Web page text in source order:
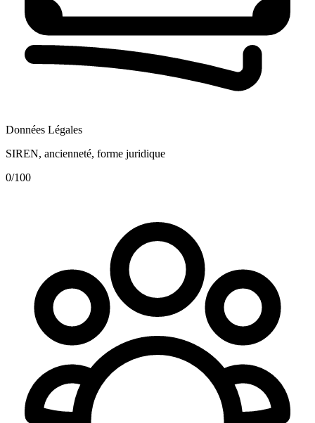
Données Légales
SIREN, ancienneté, forme juridique
0/100